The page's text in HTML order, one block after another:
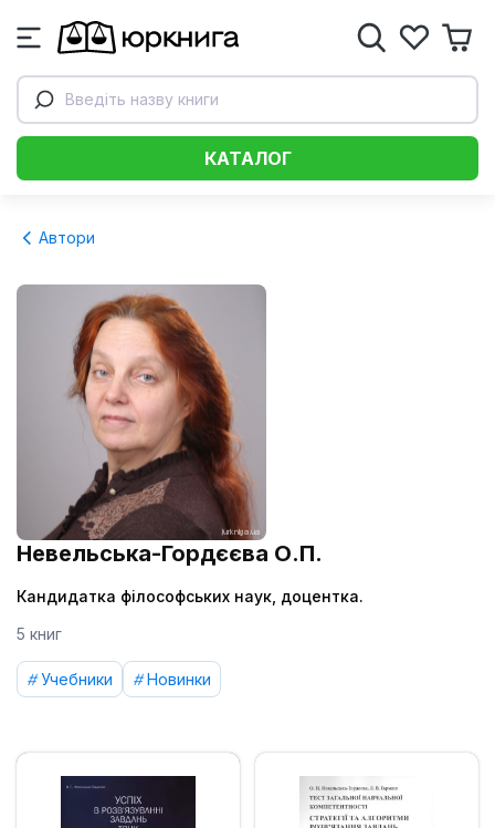
Введіть назву книги
КАТАЛОГ
Автори
Невельська-Гордєєва О.П.
Кандидатка філософських наук, доцентка.
5 книг
Учебники Новинки